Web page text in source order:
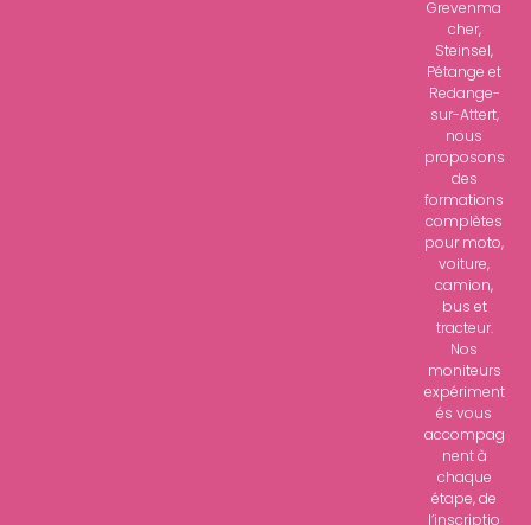
Grevenma
cher,
Steinsel,
Pétange et
Redange-
sur-Attert,
nous
proposons
des
formations
complètes
pour moto,
voiture,
camion,
bus et
tracteur.
Nos
moniteurs
expériment
és vous
accompag
nent à
chaque
étape, de
l’inscriptio